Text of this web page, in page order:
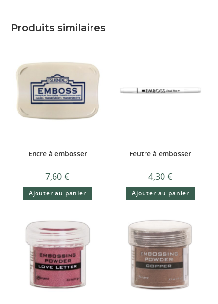
Produits similaires
Encre à embosser
7,60€
Ajouter au panier
Feutre à embosser
4,30 €
Ajouter au panier